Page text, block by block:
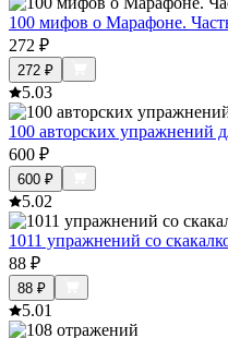
100 мифов о Марафоне.
272 ₽
272 ₽
5.03
100 авторских упражнений
600 ₽
600 ₽
5.02
1011 упражнений со
88 ₽
88 ₽
5.01